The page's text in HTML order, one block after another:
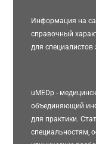
Информация на
справочный
для специалистов
uMEDp -
объединяющий
для практики.
специальностям,